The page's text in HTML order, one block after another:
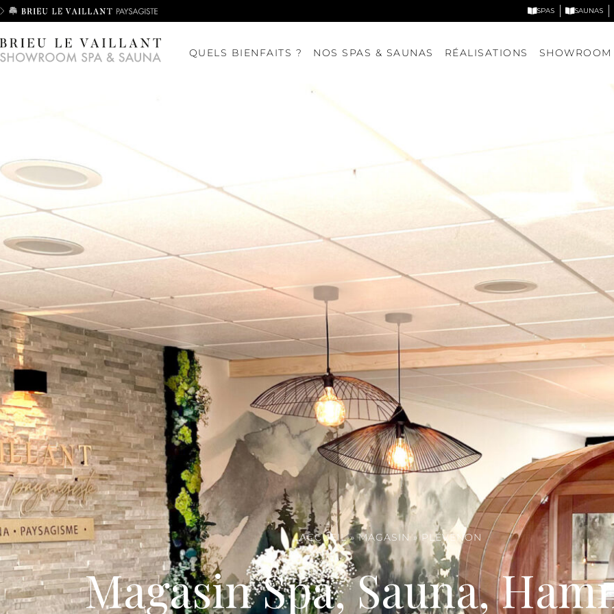
SPAS SAUNAS
QUELS BIENFAITS ? NOS SPAS & SAUNAS
DÉCOUVRIR NOS MODÈLES
Nos saunas
DÉCOUVRIR NOS
RÉALISATIONS SHOWROOM
ACCUEIL»MAGASIN» PLÉVENON
Magasin Spa, Sauna,